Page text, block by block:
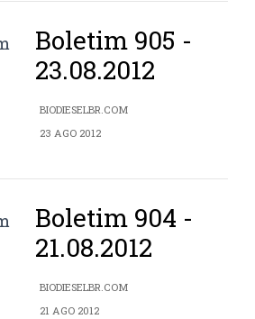
Boletim 905 -
23.08.2012
BIODIESELBR.COM
23 AGO 2012
Boletim 904 -
21.08.2012
BIODIESELBR.COM
21 AGO 2012